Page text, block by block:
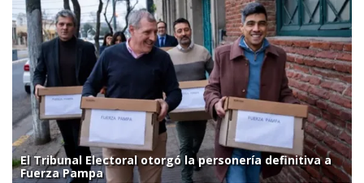
El Tribunal Electoral otorgó la personería definitiva a
Fuerza Pampa